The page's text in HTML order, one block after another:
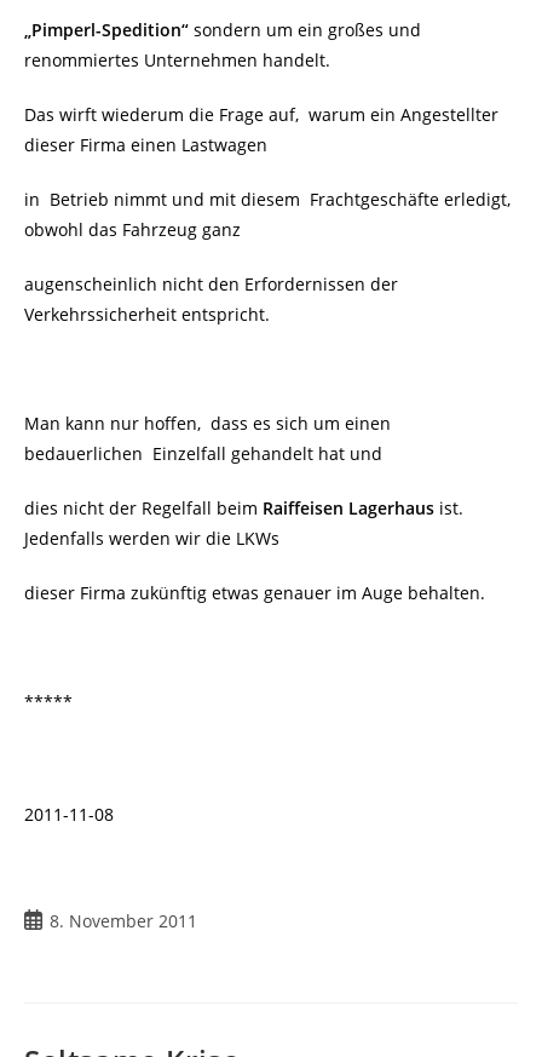
„Pimperl-Spedition“ sondern um ein großes und
renommiertes Unternehmen handelt.
Das wirft wiederum die Frage auf, warum ein Angestellter
dieser Firma einen Lastwagen
in Betrieb nimmt und mit diesem Frachtgeschäfte erledigt,
obwohl das Fahrzeug ganz
augenscheinlich nicht den Erfordernissen der
Verkehrssicherheit entspricht.
Man kann nur hoffen, dass es sich um einen
bedauerlichen Einzelfall gehandelt hat und
dies nicht der Regelfall beim Raiffeisen Lagerhaus ist.
Jedenfalls werden wir die LKWs
dieser Firma zukünftig etwas genauer im Auge behalten.
*****
2011-11-08
Beitrag
8. November 2011